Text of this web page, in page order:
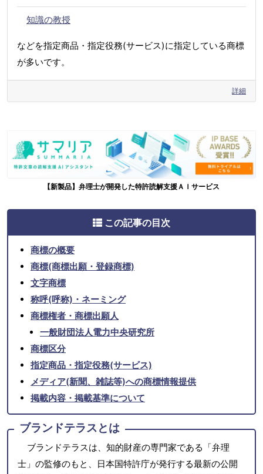
知識の教授
などを指定商品・指定役務(サービス)に指定している商標
が多いです。
詳細
【新製品】弁理士が開発した特許読解支援ＡＩサービス
この記事の目次
商標の概要
商標(商標出願・登録商標)
文字商標
称呼(呼称)・ネーミング
商標権者・商標出願人
一般財団法人電力中央研究所
商標区分
指定商品・指定役務(サービス)
メディア(新聞、雑誌等)への商標情報提供
掲載内容・掲載基準について
ブランドテラスとは
ブランドテラスは、知的財産の専門家である「弁理
士」の監修のもと、日本国特許庁が発行する最新の公開